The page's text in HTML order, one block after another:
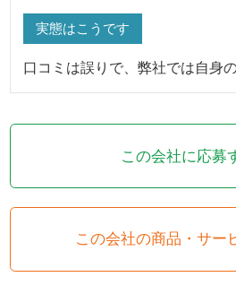
実態はこうです
口コミは誤りで、弊社では自身
この会社に応募
この会社の商品・サー